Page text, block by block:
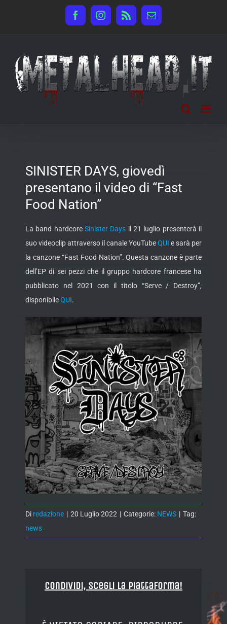
FacebookInstagram
Rss Email
SINISTER DAYS, giovedì
presentano il video di “Fast
Food Nation”
La band hardcore Sinister Days il 21 luglio presenterà il
suo videoclip attraverso il canale YouTubeQUI e sarà per
la canzone “Fast Food Nation”. Questa canzone è parte
dell’EP di sei pezzi che il gruppo hardcore francese ha
pubblicato nel 2021 con il titolo “Serve / Destroy”,
disponibileQUI.
Di redazione | 20 Luglio 2022 | Categorie: NEWS | Tag:
news
Condividi, Scegli la piattaforma!